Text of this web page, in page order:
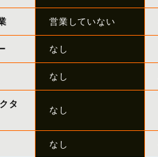
営業していない
なし
なし
タ
なし
なし